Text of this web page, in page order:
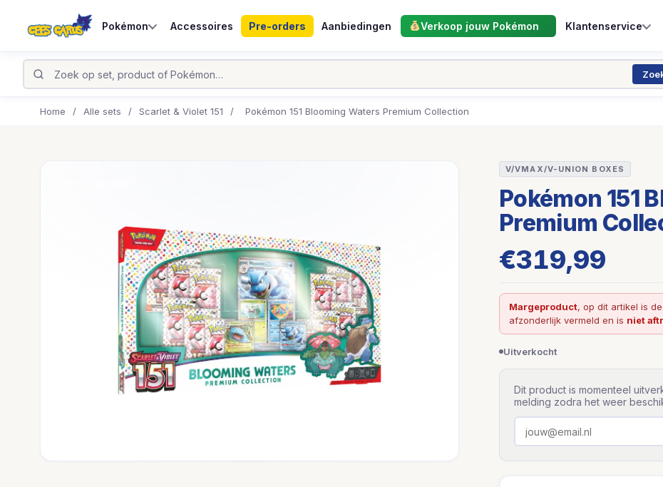
Pokémon Accessoires Pre-orders Aanbiedingen Verkoop jouw Pokémon Klantenservice
Home / Alle sets / Scarlet & Violet 151 / Pokémon 151 Blooming Waters Premium Collection
V/VMAX/V-UNION BOXES
Pokémon 151
Premium
€319,99
Margeproduct, op dit artikel is de
afzonderlijk vermeld en is niet
Uitverkocht
Dit product is momenteel
melding zodra het weer